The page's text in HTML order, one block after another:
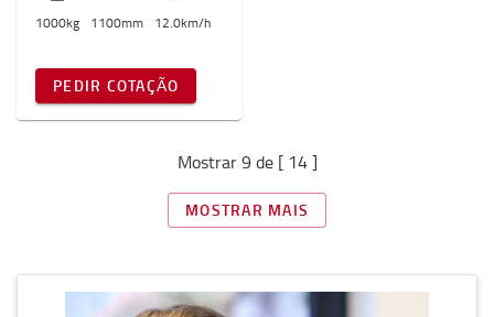
1000kg 1100mm 12.0km/h
PEDIR COTAÇÃO
Mostrar 9 de [ 14 ]
MOSTRAR MAIS